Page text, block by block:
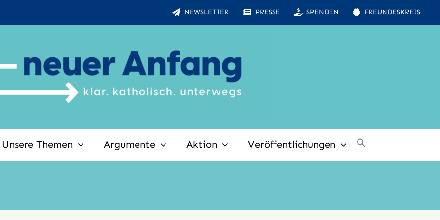
NEWSLETTER PRESSE SPENDEN FREUNDESKREIS
Unsere Themen Argumente Aktion Veröffentlichungen